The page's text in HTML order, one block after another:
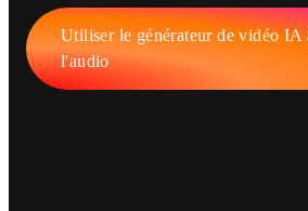
Utiliser le générateur de vidéo IA
l'audio